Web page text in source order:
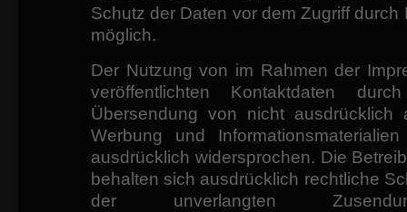
Schutz der Daten vor dem Zugriff durch
möglich.
Der Nutzung von im Rahmen der
veröffentlichten Kontaktdaten
Übersendung von nicht ausdrücklich
Werbung und
ausdrücklich widersprochen. Die
behalten sich ausdrücklich rechtliche
der unverlangten